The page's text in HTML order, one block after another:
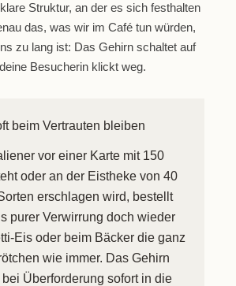
Struktur, an der es sich festhalten
das, was wir im Café tun würden,
zu lang ist: Das Gehirn schaltet auf
Besucherin klickt weg.
beim Vertrauten bleiben
vor einer Karte mit 150
oder an der Eistheke von 40
erschlagen wird, bestellt
purer Verwirrung doch wieder
Eis oder beim Bäcker die ganz
wie immer. Das Gehirn
Überforderung sofort in die